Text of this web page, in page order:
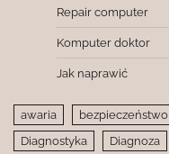
Repair computer
Komputer doktor
Jak naprawić
awaria bezpieczeństwo
Diagnostyka
Diagnoza